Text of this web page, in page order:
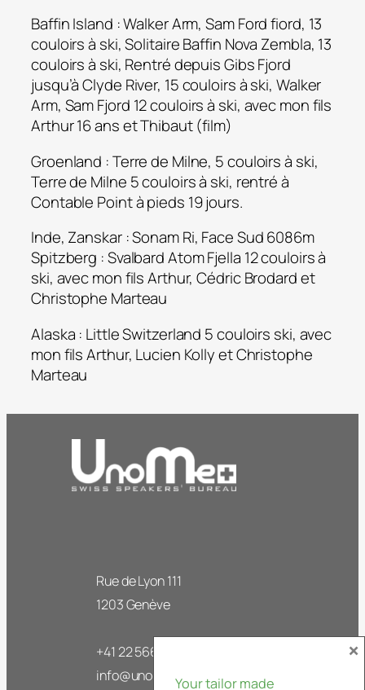
Baffin Island : Walker Arm, Sam Ford fiord, 13
couloirs à ski, Solitaire Baffin Nova Zembla, 13
couloirs à ski, Rentré depuis Gibs Fjord
jusqu’à Clyde River, 15 couloirs à ski, Walker
Arm, Sam Fjord 12 couloirs à ski, avec mon fils
Arthur 16 ans et Thibaut (film)
Groenland : Terre de Milne, 5 couloirs à ski,
Terre de Milne 5 couloirs à ski, rentré à
Contable Point à pieds 19 jours.
Inde, Zanskar : Sonam Ri, Face Sud 6086m
Spitzberg : Svalbard Atom Fjella 12 couloirs à
ski, avec mon fils Arthur, Cédric Brodard et
Christophe Marteau
Alaska : Little Switzerland 5 couloirs ski, avec
mon fils Arthur, Lucien Kolly et Christophe
Marteau
Rue de Lyon 111
1203 Genève
+41 22 566 63 50
info@unome.chYour tailor made
×